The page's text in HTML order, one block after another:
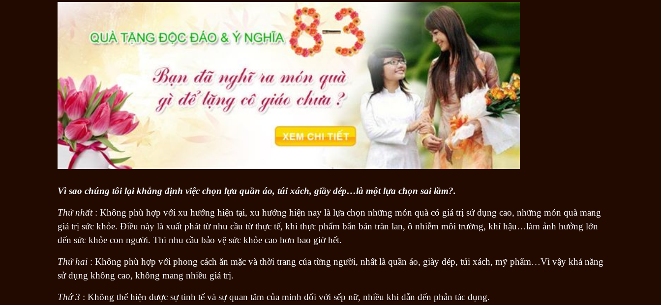
Vì sao chúng tôi lại khẳng định việc chọn lựa quần áo, túi xách, giầy dép…là một lựa chọn sai lầm?.
Thứ nhất: Không phù hợp với xu hướng hiện tại, xu hướng hiện nay là lựa chọn những món quà có giá trị sử dụng cao, những món quà mang
giá trị sức khỏe. Điều này là xuất phát từ nhu cầu từ thực tế, khi thực phẩm bẩn bán tràn lan, ô nhiễm môi trường, khí hậu…làm ảnh hưởng lớn
đến sức khỏe con người. Thì nhu cầu bảo vệ sức khỏe cao hơn bao giờ hết.
Thứ hai : Không phù hợp với phong cách ăn mặc và thời trang của từng người, nhất là quần áo, giày dép, túi xách, mỹ phẩm…Vì vậy khả năng
sử dụng không cao, không mang nhiều giá trị.
Thứ 3 : Không thể hiện được sự tinh tế và sự quan tâm của mình đối với sếp nữ, nhiều khi dẫn đến phản tác dụng.